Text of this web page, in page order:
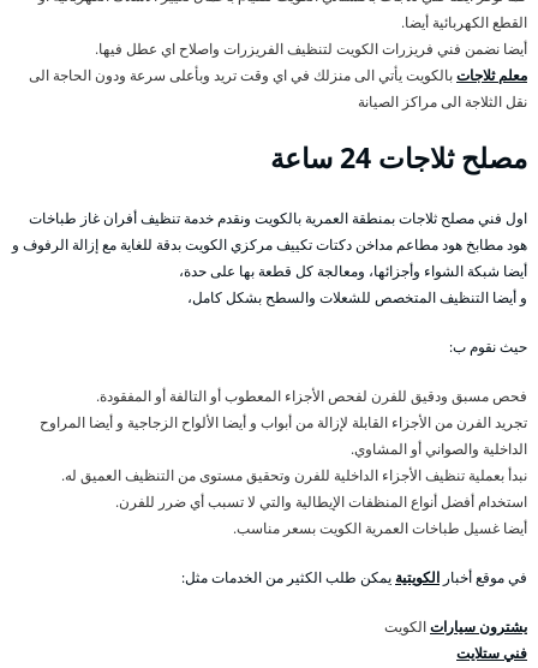
القطع الكهربائية أيضا.
أيضا نضمن فني فريزرات الكويت لتنظيف الفريزرات واصلاح اي عطل فيها.
معلم ثلاجاتبالكويت يأتي الى منزلك في اي وقت تريد وبأعلى سرعة ودون الحاجة الى
نقل الثلاجة الى مراكز الصيانة
مصلح ثلاجات 24 ساعة
اول فني مصلح ثلاجات بمنطقة العمرية بالكويت ونقدم خدمة تنظيف أفران غاز طباخات
هود مطابخ هود مطاعم مداخن دكتات تكييف مركزي الكويت بدقة للغاية مع إزالة الرفوف و
أيضا شبكة الشواء وأجزائها، ومعالجة كل قطعة بها على حدة،
و أيضا التنظيف المتخصص للشعلات والسطح بشكل كامل،
حيث نقوم ب:
فحص مسبق ودقيق للفرن لفحص الأجزاء المعطوب أو التالفة أو المفقودة.
تجريد الفرن من الأجزاء القابلة لإزالة من أبواب و أيضا الألواح الزجاجية و أيضا المراوح
الداخلية والصواني أو المشاوي.
نبدأ بعملية تنظيف الأجزاء الداخلية للفرن وتحقيق مستوى من التنظيف العميق له.
استخدام أفضل أنواع المنظفات الإيطالية والتي لا تسبب أي ضرر للفرن.
أيضا غسيل طباخات العمرية الكويت بسعر مناسب.
في موقع أخبار الكويتية يمكن طلب الكثير من الخدمات مثل:
يشترون سياراتالكويت
فني ستلايت